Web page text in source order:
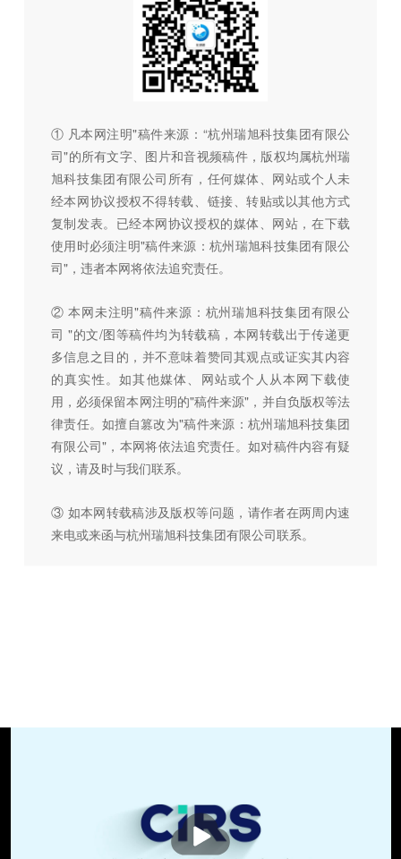
① 凡本网注明"稿件来源：“杭州瑞旭科技集团有限公
司"的所有文字、图片和音视频稿件，版权均属杭州瑞
旭科技集团有限公司所有，任何媒体、网站或个人未
经本网协议授权不得转载、链接、转贴或以其他方式
复制发表。已经本网协议授权的媒体、网站，在下载
使用时必须注明"稿件来源：杭州瑞旭科技集团有限公
司"，违者本网将依法追究责任。
② 本网未注明"稿件来源：杭州瑞旭科技集团有限公
司 "的文/图等稿件均为转载稿，本网转载出于传递更
多信息之目的，并不意味着赞同其观点或证实其内容
的真实性。如其他媒体、网站或个人从本网下载使
用，必须保留本网注明的"稿件来源"，并自负版权等法
律责任。如擅自篡改为"稿件来源：杭州瑞旭科技集团
有限公司"，本网将依法追究责任。如对稿件内容有疑
议，请及时与我们联系。
③ 如本网转载稿涉及版权等问题，请作者在两周内速
来电或来函与杭州瑞旭科技集团有限公司联系。
播
放